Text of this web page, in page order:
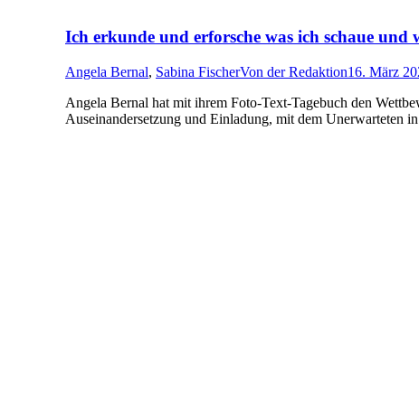
Ich erkunde und erforsche was ich schaue und
Angela Bernal, Sabina FischerVon der Redaktion16. März
Angela Bernal hat mit ihrem Foto-Text-Tagebuch den
Auseinandersetzung und Einladung, mit dem Unerwarteten